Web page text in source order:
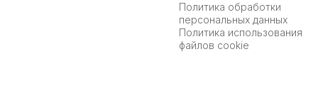
Политика обработки
персональных данных
Политика использования
файлов cookie